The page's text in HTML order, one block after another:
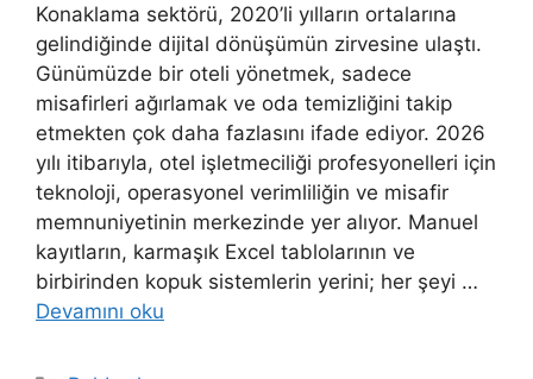
Konaklama sektörü, 2020’li yılların ortalarına
gelindiğinde dijital dönüşümün zirvesine ulaştı.
Günümüzde bir oteli yönetmek, sadece
misafirleri ağırlamak ve oda temizliğini takip
etmekten çok daha fazlasını ifade ediyor. 2026
yılı itibarıyla, otel işletmeciliği profesyonelleri için
teknoloji, operasyonel verimliliğin ve misafir
memnuniyetinin merkezinde yer alıyor. Manuel
kayıtların, karmaşık Excel tablolarının ve
birbirinden kopuk sistemlerin yerini; her şeyi …
Devamını oku